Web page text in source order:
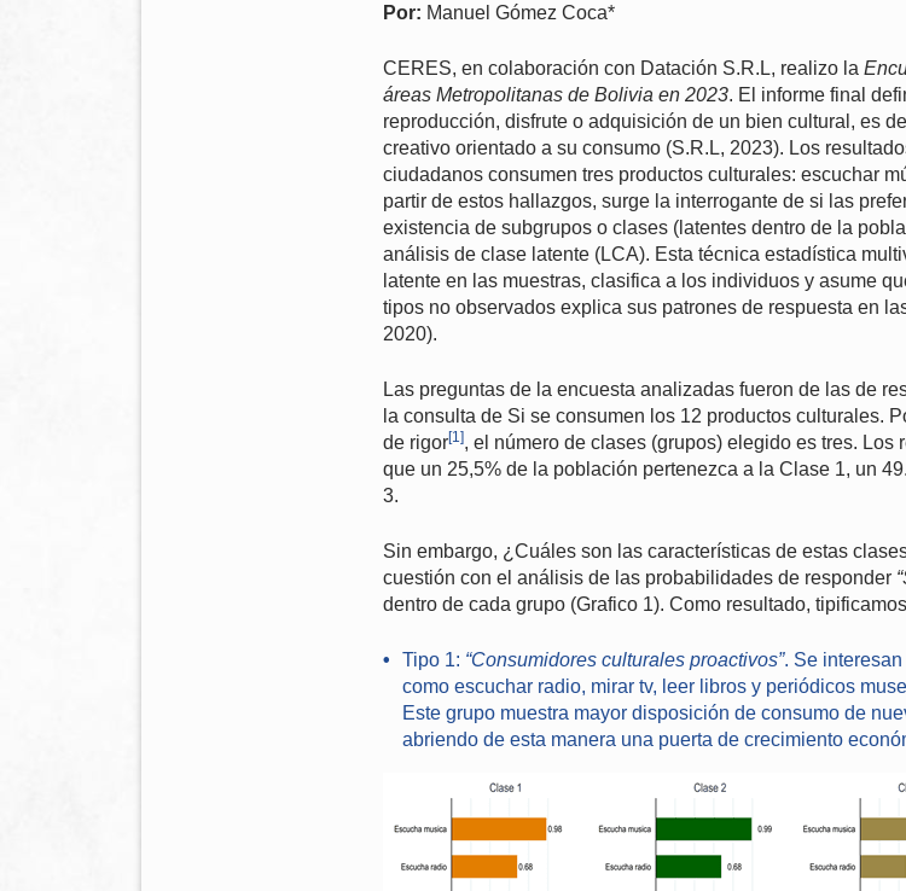
Por: Manuel Gómez Coca*
CERES, en colaboración con Datación S.R.L, realizo la
áreas Metropolitanas de Bolivia en 2023. El informe final
reproducción, disfrute o adquisición de un bien cultural, es
creativo orientado a su consumo (S.R.L, 2023). Los
ciudadanos consumen tres productos culturales: escuchar
partir de estos hallazgos, surge la interrogante de si las
existencia de subgrupos o clases (latentes dentro de la
análisis de clase latente (LCA). Esta técnica estadística
latente en las muestras, clasifica a los individuos y asume
tipos no observados explica sus patrones de respuesta en
2020).
Las preguntas de la encuesta analizadas fueron de las de
la consulta de Si se consumen los 12 productos culturales.
de rigor[1], el número de clases (grupos) elegido es tres. Los
que un 25,5% de la población pertenezca a la Clase 1, un
3.
Sin embargo, ¿Cuáles son las características de estas
cuestión con el análisis de las probabilidades de responder
dentro de cada grupo (Grafico 1). Como resultado,
Tipo 1: “Consumidores culturales proactivos”. Se
como escuchar radio, mirar tv, leer libros y periódicos
Este grupo muestra mayor disposición de consumo de
abriendo de esta manera una puerta de crecimiento